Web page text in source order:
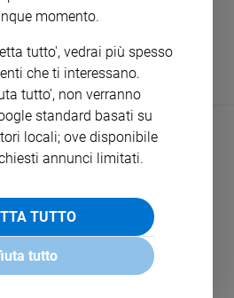
ALTRO
momento.
tutto', vedrai più spesso
che ti interessano.
tutto', non verranno
standard basati su
locali; ove disponibile
annunci limitati.
TUTTO
tutto